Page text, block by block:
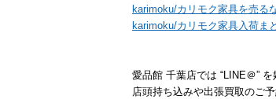
karimoku/カリモク家具を売る
karimoku/カリモク家具入荷ま
愛品館 千葉店では “LINE＠” を
店頭持ち込みや出張買取のご